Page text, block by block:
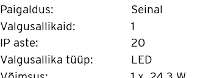
Paigaldus:
Seinal
Valgusallikaid:
1
IP aste:
20
Valgusallika tüüp:
LED